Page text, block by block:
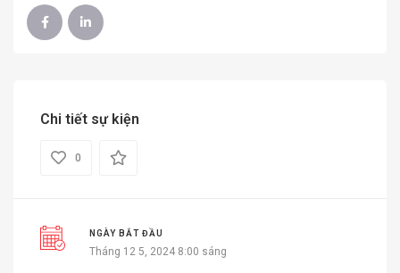
Chi tiết sự kiện
0
NGÀY BẮT ĐẦU
Tháng 12 5, 2024 8:00 sáng